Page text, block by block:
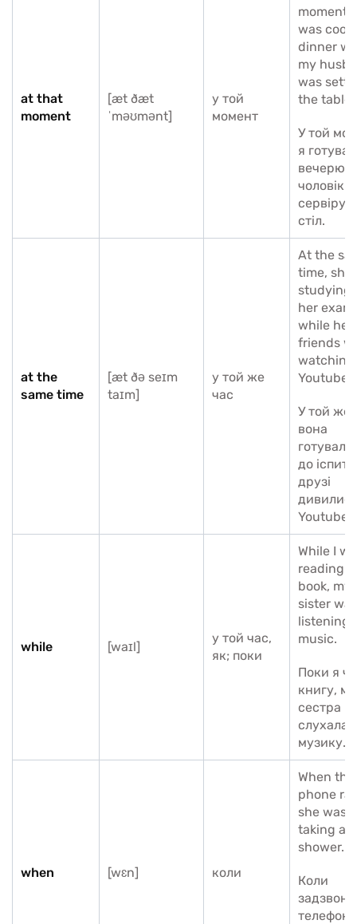
at that
moment
[æt ðæt
ˈməʊmənt]
у той
момент
moment, I
was
dinner
my
was
the table.
У той
я
вечерю,
чоловік
стіл.
at the
same time
[æt ðə seɪm
taɪm]
у той же
час
At the
time, she
studying
her
while her
friends
watching
Youtube.
У той же
вона
до
друзі
Youtube.
while [waɪl]
у той час,
як; поки
While I
reading a
book, my
sister was
listening
music.
Поки я
книгу,
сестра
слухала
музику.
when [wɛn] коли
When the
phone
she was
taking a
shower.
Коли
телефон,